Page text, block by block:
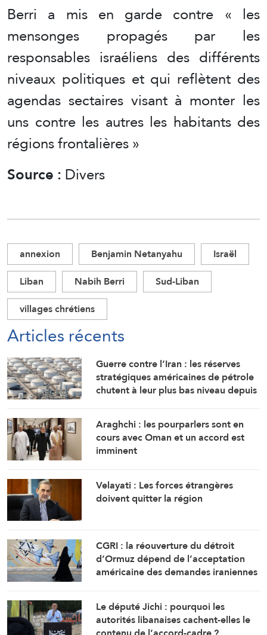
Berri a mis en garde contre « les
mensonges propagés par les
responsables israéliens des différents
niveaux politiques et qui reflètent des
agendas sectaires visant à monter les
uns contre les autres les habitants des
régions frontalières »
Source :Divers
annexion Benjamin Netanyahu
Israël
Liban
Nabih Berri
Sud-Liban
villages chrétiens
Articles récents
Guerre contre l’Iran : les réserves
stratégiques américaines de pétrole
chutent à leur plus bas niveau depuis
Araghchi : les pourparlers sont en
cours avec Oman et un accord est
imminent
Velayati : Les forces étrangères
doivent quitter la région
CGRI : la réouverture du détroit
d’Ormuz dépend de l’acceptation
américaine des demandes iraniennes
Le député Jichi : pourquoi les
autorités libanaises cachent-elles le